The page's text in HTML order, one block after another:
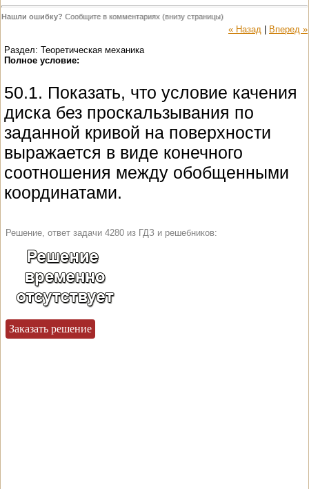
Нашли ошибку? Сообщите в комментариях (внизу страницы)
« Назад
Вперед »
Раздел: Теоретическая механика
Полное условие:
50.1. Показать, что условие качения
диска без проскальзывания по
заданной кривой на поверхности
выражается в виде конечного
соотношения между обобщенными
координатами.
Решение, ответ задачи 4280 из ГДЗ и решебников:
Заказать решение